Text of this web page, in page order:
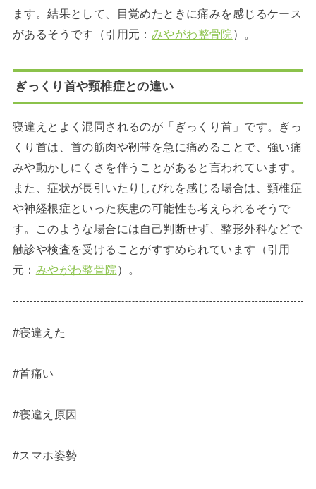
ます。結果として、目覚めたときに痛みを感じるケース
があるそうです（引用元： みやがわ整骨院 ）。
ぎっくり首や頸椎症との違い
寝違えとよく混同されるのが「ぎっくり首」です。ぎっ
くり首は、首の筋肉や靭帯を急に痛めることで、強い痛
みや動かしにくさを伴うことがあると言われています。
また、症状が長引いたりしびれを感じる場合は、頸椎症
や神経根症といった疾患の可能性も考えられるそうで
す。このような場合には自己判断せず、整形外科などで
触診や検査を受けることがすすめられています（引用
元： みやがわ整骨院 ）。
#寝違えた
#首痛い
#寝違え原因
#スマホ姿勢